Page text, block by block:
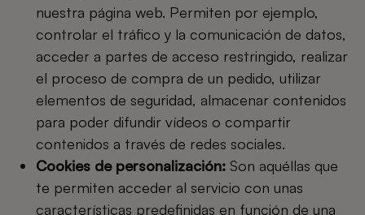
nuestra página web. Permiten por ejemplo,
controlar el tráfico y la comunicación de datos,
acceder a partes de acceso restringido, realizar
el proceso de compra de un pedido, utilizar
elementos de seguridad, almacenar contenidos
para poder difundir vídeos o compartir
contenidos a través de redes sociales.
Cookies de personalización: Son aquéllas que
te permiten acceder al servicio con unas
características predefinidas en función de una